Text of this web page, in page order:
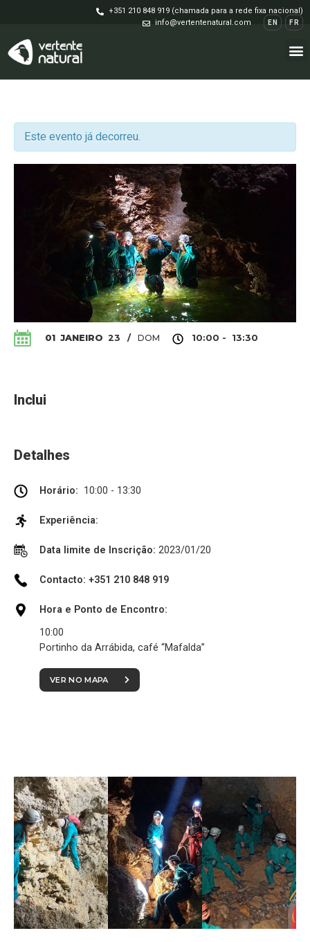
+351 210 848 919 (chamada para a rede fixa nacional)
info@vertentenatural.com
EN FR
Este evento já decorreu.
01 JANEIRO 23 / DOM 10:00 - 13:30
Inclui
Detalhes
Horário: 10:00 - 13:30
Experiência:
Data limite de Inscrição: 2023/01/20
Contacto: +351 210 848 919
Hora e Ponto de Encontro:
10:00
Portinho da Arrábida, café “Mafalda”
VER NO MAPA